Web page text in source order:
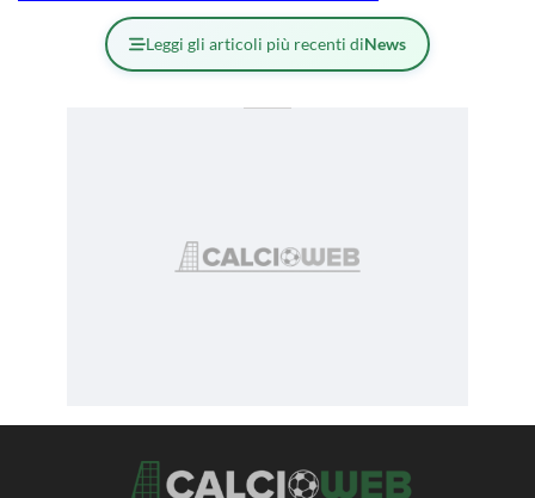
Leggi gli articoli più recenti diNews